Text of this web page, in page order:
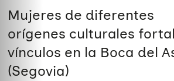
Mujeres de diferentes
orígenes culturales
vínculos en la Boca del
(Segovia)